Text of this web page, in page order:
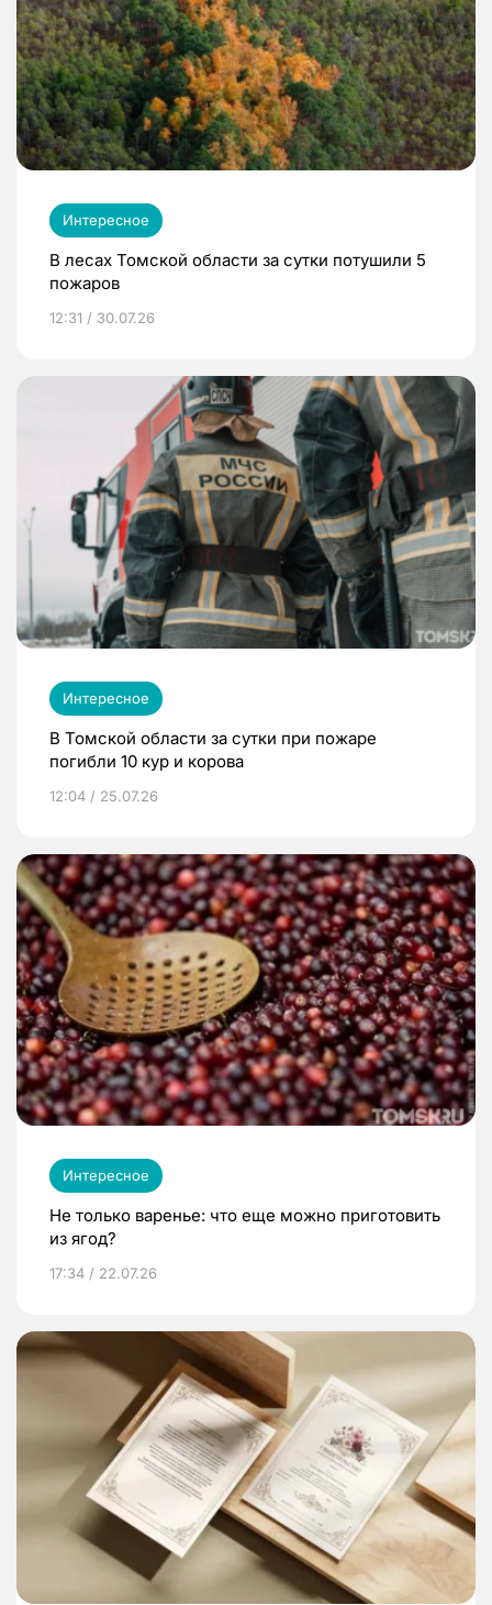
Интересное
В лесах Томской области за сутки потушили 5
пожаров
12:31 / 30.07.26
Интересное
В Томской области за сутки при пожаре
погибли 10 кур и корова
12:04 / 25.07.26
Интересное
Не только варенье: что еще можно приготовить
из ягод?
17:34 / 22.07.26